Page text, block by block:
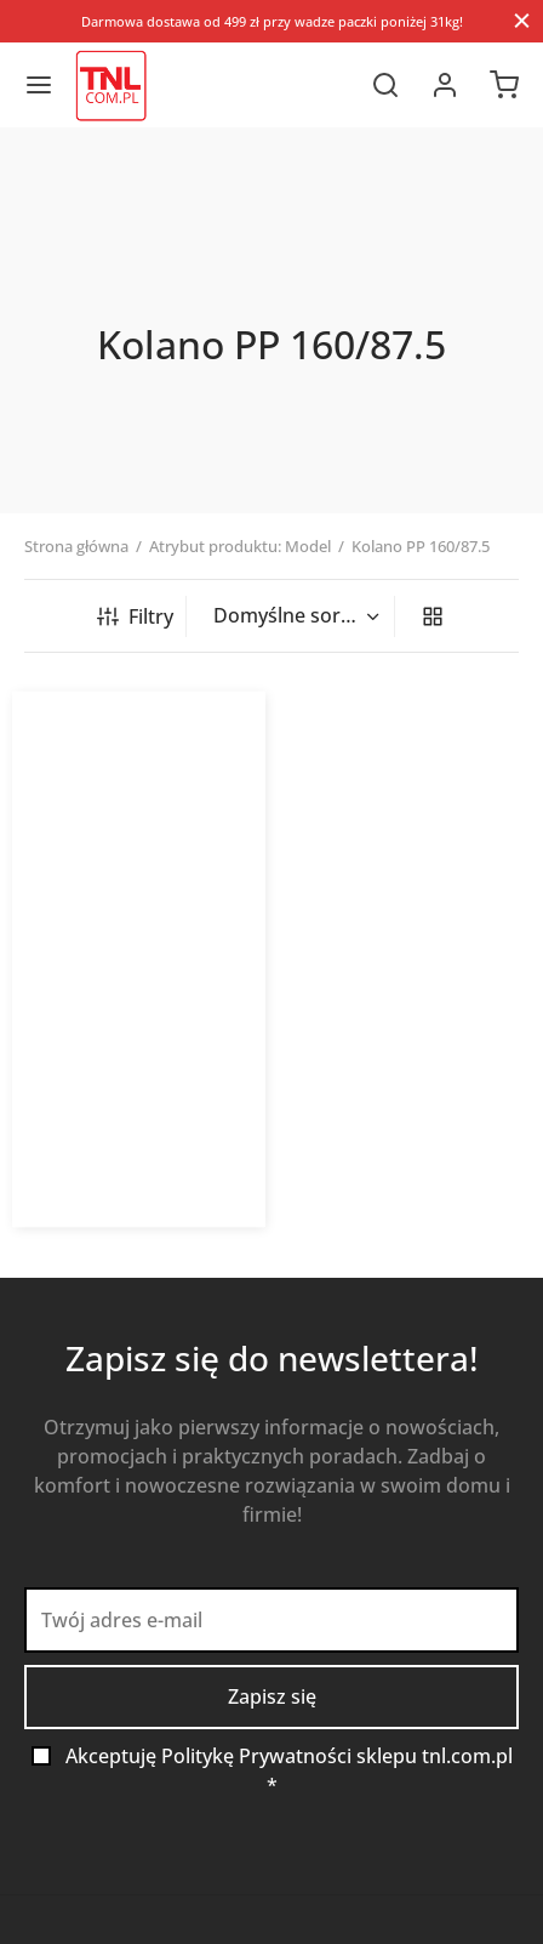
Darmowa dostawa od 499 zł przy wadze paczki poniżej 31kg!
Kolano PP 160/87.5
Strona główna / Atrybut produktu: Model / Kolano PP 160/87.5
Filtry
Zapisz się do newslettera!
Otrzymuj jako pierwszy informacje o nowościach,
promocjach i praktycznych poradach. Zadbaj o
komfort i nowoczesne rozwiązania w swoim domu i
firmie!
Akceptuję Politykę Prywatności sklepu tnl.com.pl
*